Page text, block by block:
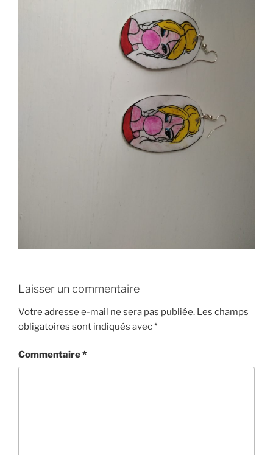
Laisser un commentaire
Votre adresse e-mail ne sera pas publiée. Les champs
obligatoires sont indiqués avec*
Commentaire*